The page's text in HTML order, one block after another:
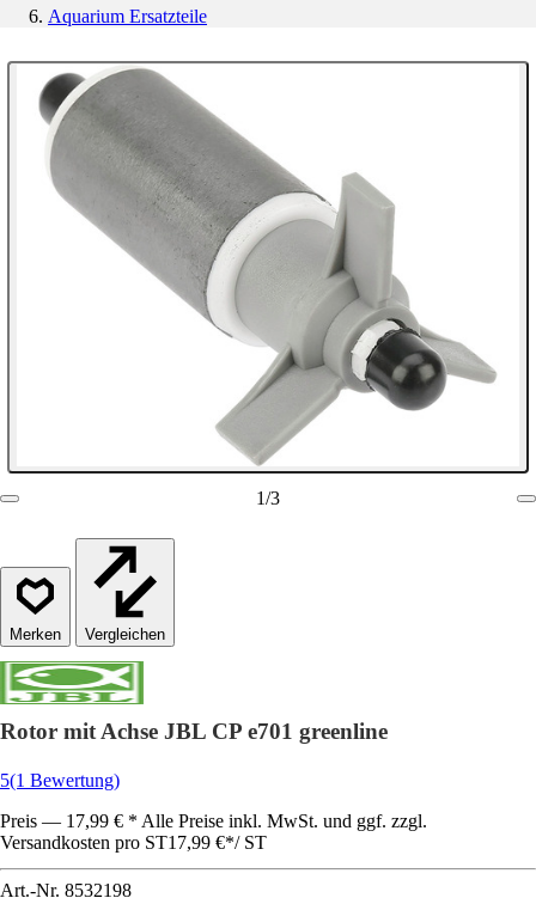
Aquarium Ersatzteile
1/3
Vergleichen
Rotor mit Achse JBL CP e701 greenline
5(1 Bewertung)
Preis — 17,99 € * Alle Preise inkl. MwSt. und ggf. zzgl.
Versandkosten pro ST17,99 €*/ ST
Art.-Nr. 8532198